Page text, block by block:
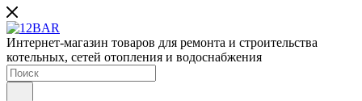
Интернет-магазин товаров для ремонта и строительства
котельных, сетей отопления и водоснабжения